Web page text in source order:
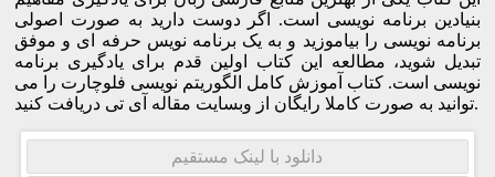
بنیادین برنامه نویسی است. اگر دوست دارید به صورت اصولی
برنامه نویسی را بیاموزید و به یک برنامه نویس حرفه ای و موفق
تبدیل شوید، مطالعه این کتاب اولین قدم برای یادگیری برنامه
نویسی است. کتاب آموزش کامل الگوریتم نویسی فلوچارت را می
توانید به صورت کاملا رایگان از وبسایت مقاله آی تی دریافت کنید.
دانلود با لینک مستقیم